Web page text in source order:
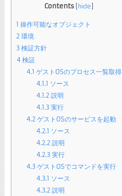
Contents hide
1 操作可能なオブジェクト
2 環境
3 検証方針
4 検証
4.1 ゲストOSのプロセス一覧取得
4.1.1 ソース
4.1.2 説明
4.1.3 実行
4.2 ゲストOSのサービスを起動
4.2.1 ソース
4.2.2 説明
4.2.3 実行
4.3 ゲストOSでコマンドを実行
4.3.1 ソース
4.3.2 説明